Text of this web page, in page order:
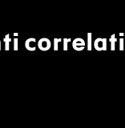
correlati